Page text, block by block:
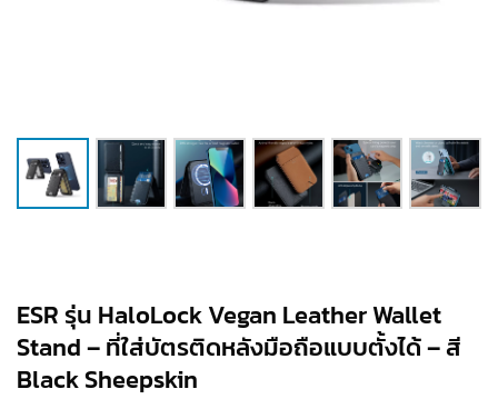
ESR รุ่น HaloLock Vegan Leather Wallet
Stand – ที่ใส่บัตรติดหลังมือถือแบบตั้งได้ – สี
Black Sheepskin